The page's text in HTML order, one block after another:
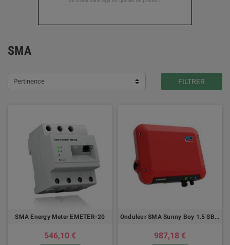
SMA
Pertinence FILTRER
SMA Energy Meter EMETER-20
546,10 €
Onduleur SMA Sunny Boy 1.5 SB1.5-1VL-40
987,18 €